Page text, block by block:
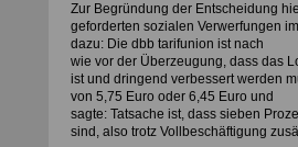
Zur Begründung der Entscheidung
geforderten sozialen Verwerfungen
dazu: Die dbb tarifunion ist nach
wie vor der Überzeugung, dass das
ist und dringend verbessert werden
von 5,75 Euro oder 6,45 Euro und
sagte: Tatsache ist, dass sieben
sind, also trotz Vollbeschäftigung